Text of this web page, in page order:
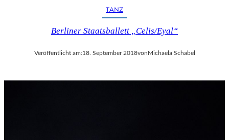
TANZ
Berliner Staatsballett „Celis/Eyal“
Veröffentlicht am:18. September 2018vonMichaela Schabel